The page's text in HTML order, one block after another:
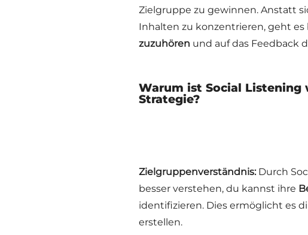
Zielgruppe zu gewinnen. Anstatt
Inhalten zu konzentrieren, geht
zuzuhören und auf das Feedback
Warum ist Social
Strategie?
Zielgruppenverständnis:Durch
besser verstehen, du kannst ihre
identifizieren. Dies ermöglicht es
erstellen.